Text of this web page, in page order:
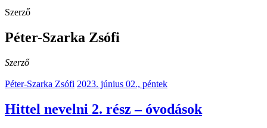
Szerző
Péter-Szarka Zsófi
Szerző
Péter-Szarka Zsófi 2023. június 02., péntek
Hittel nevelni 2. rész – óvodások